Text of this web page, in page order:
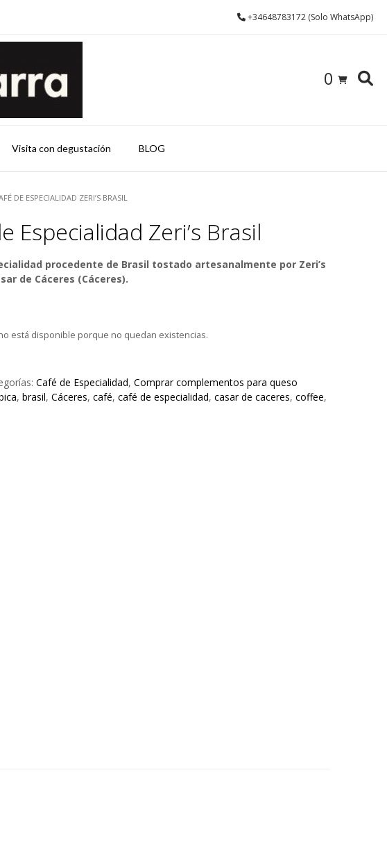
+34648783172 (Solo WhatsApp)
0
Visita con degustación BLOG
DE ESPECIALIDAD ZERI’S BRASIL
Especialidad Zeri’s Brasil
procedente de Brasil tostado artesanalmente por Zeri’s
de Cáceres (Cáceres).
está disponible porque no quedan existencias.
Café de Especialidad, Comprar complementos para queso
, brasil, Cáceres, café, café de especialidad, casar de caceres, coffee,